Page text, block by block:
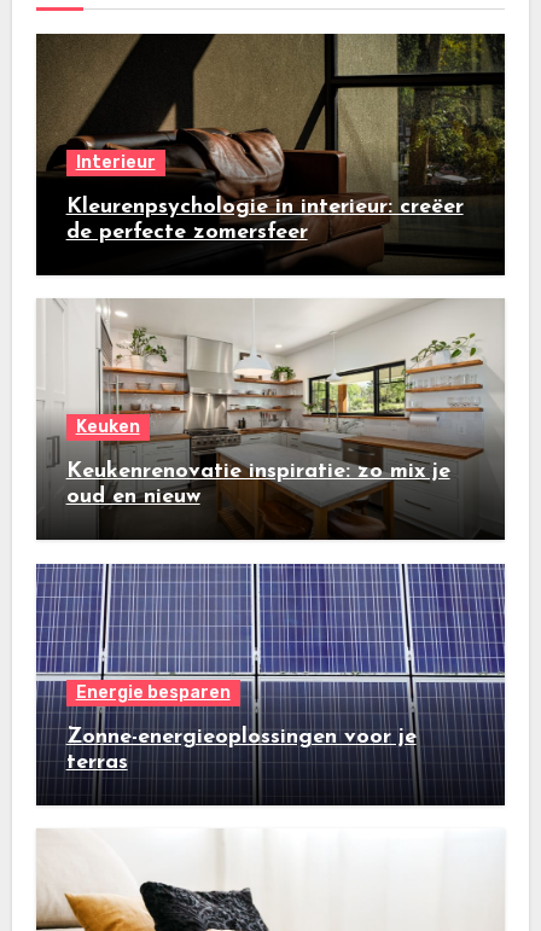
Interieur
Kleurenpsychologie in interieur: creëer
de perfecte zomersfeer
Keuken
Keukenrenovatie inspiratie: zo mix je
oud en nieuw
Energie besparen
Zonne-energieoplossingen voor je
terras